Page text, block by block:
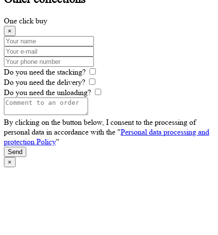
One click buy
×
Do you need the stacking?
Do you need the delivery?
Do you need the unloading?
By clicking on the button below, I consent to the processing of
personal data in accordance with the "Personal data processing and
protection Policy"
Send
×